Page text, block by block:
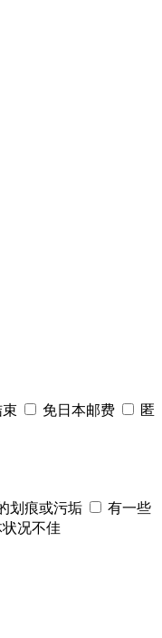
免日本邮费
匿
划痕或污垢
有一些
况不佳